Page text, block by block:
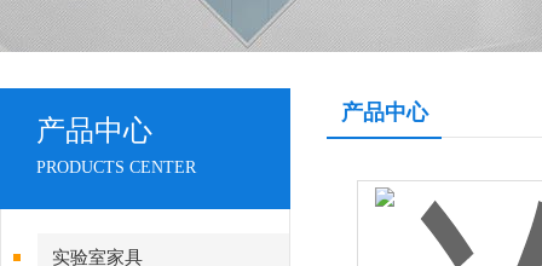
产品中心
PRODUCTS CENTER
实验室家具
产品中心